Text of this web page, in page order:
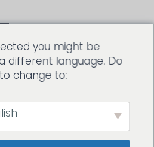
you might be
different language. Do
change to: